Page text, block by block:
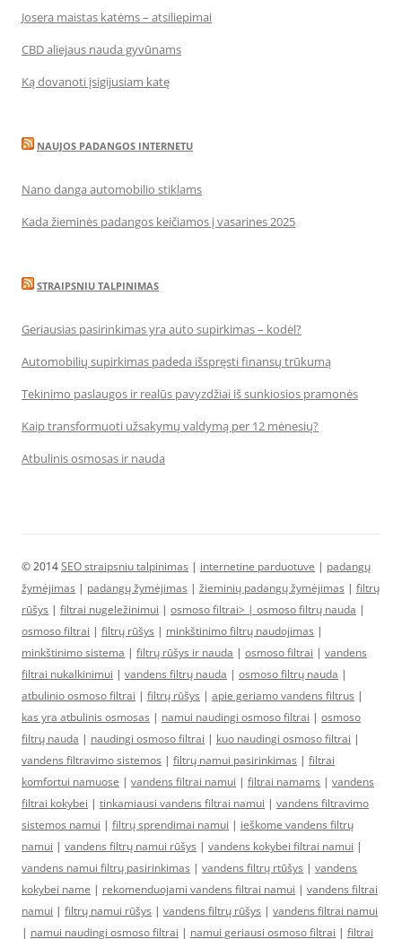
Josera maistas katėms – atsiliepimai
CBD aliejaus nauda gyvūnams
Ką dovanoti įsigijusiam katę
NAUJOS PADANGOS INTERNETU
Nano danga automobilio stiklams
Kada žieminės padangos keičiamos į vasarines 2025
STRAIPSNIU TALPINIMAS
Geriausias pasirinkimas yra auto supirkimas – kodėl?
Automobilių supirkimas padeda išspręsti finansų trūkumą
Tekinimo paslaugos ir realūs pavyzdžiai iš sunkiosios pramonės
Kaip transformuoti užsakymų valdymą per 12 mėnesių?
Atbulinis osmosas ir nauda
© 2014SEO straipsniu talpinimas | internetine parduotuve | padangų
žymėjimas | padangų žymėjimas | žieminių padangų žymėjimas | filtrų
rūšys | filtrai nugeležinimui | osmoso filtrai> | osmoso filtrų nauda |
osmoso filtrai | filtrų rūšys | minkštinimo filtrų naudojimas |
minkštinimo sistema | filtrų rūšys ir nauda | osmoso filtrai | vandens
filtrai nukalkinimui | vandens filtrų nauda | osmoso filtrų nauda |
atbulinio osmoso filtrai | filtrų rūšys | apie geriamo vandens filtrus |
kas yra atbulinis osmosas | namui naudingi osmoso filtrai | osmoso
filtrų nauda | naudingi osmoso filtrai | kuo naudingi osmoso filtrai |
vandens filtravimo sistemos | filtrų namui pasirinkimas | filtrai
komfortui namuose | vandens filtrai namui | filtrai namams | vandens
filtrai kokybei | tinkamiausi vandens filtrai namui | vandens filtravimo
sistemos namui | filtrų sprendimai namui | ieškome vandens filtrų
namui | vandens filtrų namui rūšys | vandens kokybei filtrai namui |
vandens namui filtrų pasirinkimas | vandens filtrų rtūšys | vandens
kokybei name | rekomenduojami vandens filtrai namui | vandens filtrai
namui | filtrų namui rūšys | vandens filtrų rūšys | vandens filtrai namui
| namui naudingi osmoso filtrai | namui geriausi osmoso filtrai | filtrai